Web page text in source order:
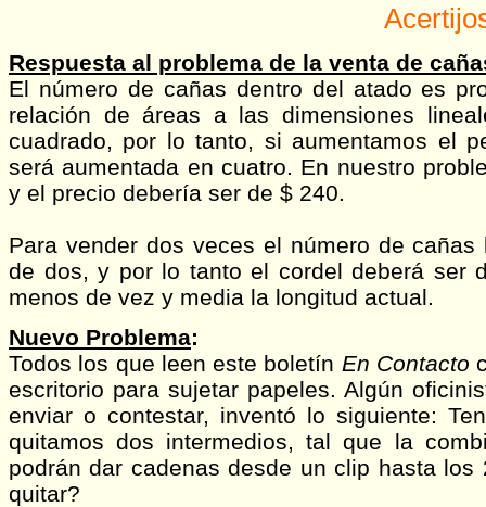
Respuesta al problema de la venta de
El número de cañas dentro del atado es
relación de áreas a las dimensiones
cuadrado, por lo tanto, si aumentamos el
será aumentada en cuatro. En nuestro
y el precio debería ser de $ 240.
Para vender dos veces el número de
de dos, y por lo tanto el cordel deberá ser
menos de vez y media la longitud actual.
Nuevo Problema:
Todos los que leen este boletín En Contacto
escritorio para sujetar papeles. Algún
enviar o contestar, inventó lo siguiente:
quitamos dos intermedios, tal que la
podrán dar cadenas desde un clip hasta
quitar?